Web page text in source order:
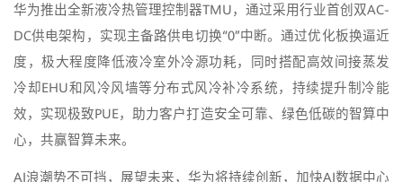
华为推出全新液冷热管理控制器TMU，通过采用行业首创双AC-
DC供电架构，实现主备路供电切换“0”中断。通过优化板换逼近
度，极大程度降低液冷室外冷源功耗，同时搭配高效间接蒸发
冷却EHU和风冷风墙等分布式风冷补冷系统，持续提升制冷能
效，实现极致PUE，助力客户打造安全可靠、绿色低碳的智算中
心，共赢智算未来。
AI浪潮势不可挡，展望未来，华为将持续创新，加快AI数据中心